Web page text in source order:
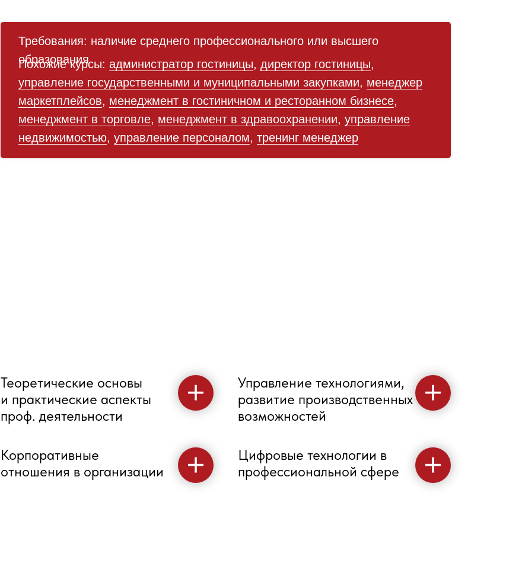
Требования: наличие среднего профессионального или высшего
образования
Похожие курсы: администратор гостиницы, директор гостиницы,
управление государственными и муниципальными закупками, менеджер
маркетплейсов, менеджмент в гостиничном и ресторанном бизнесе,
менеджмент в торговле, менеджмент в здравоохранении, управление
недвижимостью, управление персоналом, тренинг менеджер
Корпоративные
отношения в организации
Теоретические основы
и практические аспекты
проф. деятельности
Управление технологиями,
развитие производственных
возможностей
Цифровые технологии в
профессиональной сфере